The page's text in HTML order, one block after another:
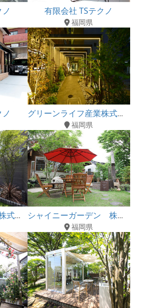
有限会社 TSテクノ
福岡県
グリーンライフ産業株式会社（グランド工房）
福岡県
グリーンライフ産業株式会社（グランド工房）
シャイニーガーデン 株式会社二光
福岡県